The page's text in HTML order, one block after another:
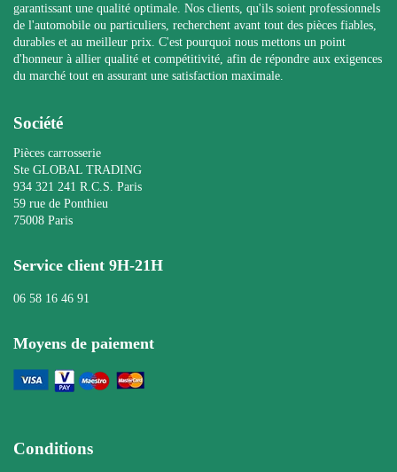
garantissant une qualité optimale. Nos clients, qu'ils soient professionnels
de l'automobile ou particuliers, recherchent avant tout des pièces fiables,
durables et au meilleur prix. C'est pourquoi nous mettons un point
d'honneur à allier qualité et compétitivité, afin de répondre aux exigences
du marché tout en assurant une satisfaction maximale.
Société
Pièces carrosserie
Ste GLOBAL TRADING
934 321 241 R.C.S. Paris
59 rue de Ponthieu
75008 Paris
Service client 9H-21H
06 58 16 46 91
Moyens de paiement
Conditions